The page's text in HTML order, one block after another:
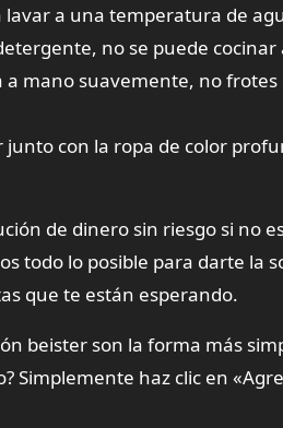
a una temperatura de
no se puede cocinar
a mano suavemente, no
con la ropa de color
de dinero sin riesgo si no
todo lo posible para darte la
que te están esperando.
beister son la forma más
Simplemente haz clic en